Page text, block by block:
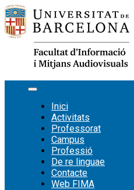
Vés
al
contingut
Inici
Activitats
Professorat
Campus
Professió
De re linguae
Contacte
Web FIMA